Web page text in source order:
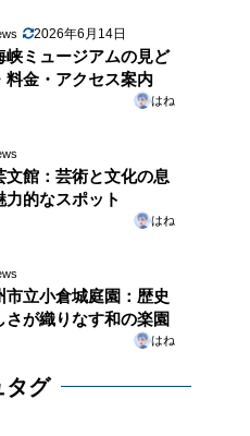
2026年6月14日
峡ミュージアムの見ど
料金・アクセス案内
はね
文館：芸術と文化の息
力的なスポット
はね
市立小倉城庭園：歴史
さが織りなす和の楽園
はね
タグ